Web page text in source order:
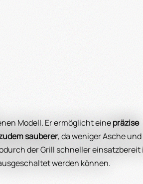
Modell. Er ermöglicht einepräzise
sauberer, da weniger Asche
der Grill schneller einsatzbereit
werden können.